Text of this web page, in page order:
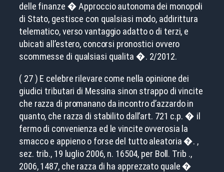
delle finanze � Approccio autonoma dei monopoli
di Stato, gestisce con qualsiasi modo, addirittura
telematico, verso vantaggio adatto o di terzi, e
ubicati all’estero, concorsi pronostici ovvero
scommesse di qualsiasi qualita �. 2/2012.
( 27 ) E celebre rilevare come nella opinione dei
giudici tributari di Messina sinon strappo di vincite
che razza di promanano da incontro d’azzardo in
quanto, che razza di stabilito dall’art. 721 c.p. � il
fermo di convenienza ed le vincite ovverosia la
smacco e appieno o forse del tutto aleatoria �. ,
sez. trib., 19 luglio 2006, n. 16504, per Boll. Trib .,
2006, 1487, che razza di ha apprezzato quale �